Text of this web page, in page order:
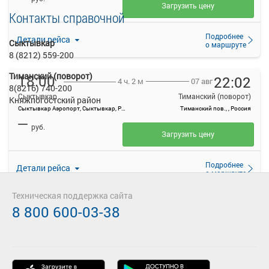
Детали рейса
Подробнее
о маршруте
Загрузить цену
18:00
Сыктывкар
Сыктывкар Аэропорт, Сыктывкар, Россия
4 ч. 2 м 07 авг22:02
Тиманский (поворот)
Тиманский пов., , Россия
Детали рейса
Подробнее
о маршруте
— руб.
Загрузить цену
23:55 3 ч. 32 м
Загрузить цену
Контакты справочной
Сыктывкар
8 (8212) 559-200
Тиманский (поворот)
8(8216) 740-200
Княжпогостский район
Техническая поддержка сайта
8 800 600-03-38